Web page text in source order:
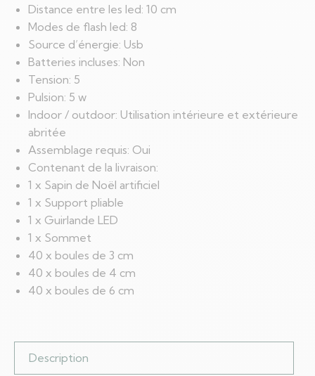
Distance entre les led: 10 cm
Modes de flash led: 8
Source d’énergie: Usb
Batteries incluses: Non
Tension: 5
Pulsion: 5 w
Indoor / outdoor: Utilisation intérieure et extérieure
abritée
Assemblage requis: Oui
Contenant de la livraison:
1 x Sapin de Noël artificiel
1 x Support pliable
1 x Guirlande LED
1 x Sommet
40 x boules de 3 cm
40 x boules de 4 cm
40 x boules de 6 cm
Description